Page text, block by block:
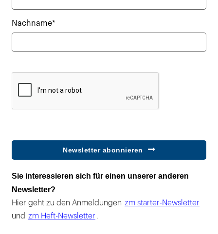
Nachname*
Newsletter abonnieren
Sie interessieren sich für einen unserer anderen
Newsletter?
Hier geht zu den Anmeldungen zm starter-Newsletter
und zm Heft-Newsletter .